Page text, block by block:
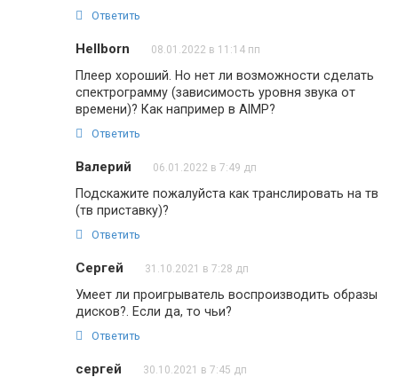
Ответить
Hellborn 08.01.2022 в 11:14 пп
Плеер хороший. Но нет ли возможности сделать
спектрограмму (зависимость уровня звука от
времени)? Как например в AIMP?
Ответить
Валерий 06.01.2022 в 7:49 дп
Подскажите пожалуйста как транслировать на тв
(тв приставку)?
Ответить
Сергей 31.10.2021 в 7:28 дп
Умеет ли проигрыватель воспроизводить образы
дисков?. Если да, то чьи?
Ответить
сергей 30.10.2021 в 7:45 дп